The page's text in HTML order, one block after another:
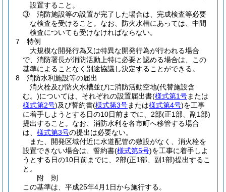
設置すること。
③ 消防施設等の設置が完了した場合は、完成検査等必要
な検査を受けること。なお、防火水槽にあっては、中間
検査についても受けなければならない。
7 特例
大規模な開発行為又は特異な開発行為が行われる場合
で、消防署長が消防活動上特に必要と認める場合は、この
基準によることなく別途協議し決定することができる。
8 消防水利施設等の届出
消火栓及び防火水槽並びに消防活動空地(代替施設含
む。)については、それぞれの設置届出書(様式第1号または
様式第2号)及び誓約書(様式第3号または様式第4号)を工事
に着手しようとする日の10日前までに、2部(正1部、副1部)
提出すること。なお、消防水利を各市町へ移管する場合
は、 様式第3号の提出は必要ない。
また、開発区域付近に水道配管の敷設がなく、消火栓を
設置できない場合は、誓約書(様式第5号)を工事に着手しよ
うとする日の10日前までに、2部(正1部、副1部)提出するこ
と。
附 則
この基準は、平成25年4月1日から施行する。